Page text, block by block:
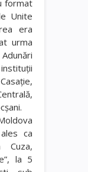
format
Unite
era
urma
ca
Cuza,
la 5